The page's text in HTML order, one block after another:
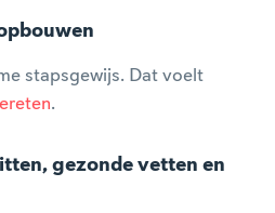
stapsgewijs. Dat voelt
.
gezonde vetten en